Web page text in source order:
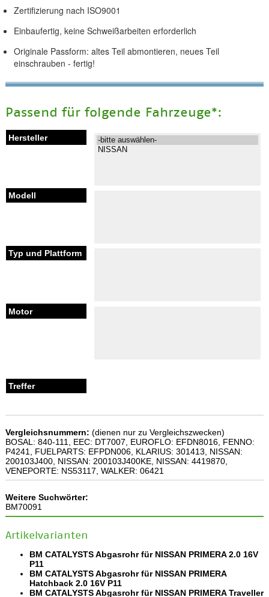
Zertifizierung nach ISO9001
Einbaufertig, keine Schweißarbeiten erforderlich
Originale Passform: altes Teil abmontieren, neues Teil
einschrauben - fertig!
Passend für folgende Fahrzeuge*:
Vergleichsnummern: (dienen nur zu Vergleichszwecken)
BOSAL: 840-111, EEC: DT7007, EUROFLO: EFDN8016, FENNO:
P4241, FUELPARTS: EFPDN006, KLARIUS: 301413, NISSAN:
200103J400, NISSAN: 200103J400KE, NISSAN: 4419870,
VENEPORTE: NS53117, WALKER: 06421
Weitere Suchwörter:
BM70091
Artikelvarianten
BM CATALYSTS Abgasrohr für NISSAN PRIMERA 2.0 16V
P11
BM CATALYSTS Abgasrohr für NISSAN PRIMERA
Hatchback 2.0 16V P11
BM CATALYSTS Abgasrohr für NISSAN PRIMERA Traveller